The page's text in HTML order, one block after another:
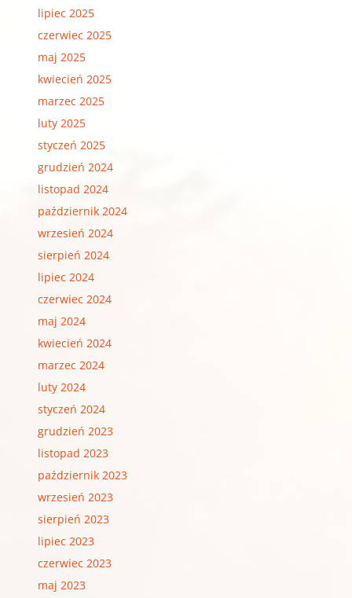
lipiec 2025
czerwiec 2025
maj 2025
kwiecień 2025
marzec 2025
luty 2025
styczeń 2025
grudzień 2024
listopad 2024
październik 2024
wrzesień 2024
sierpień 2024
lipiec 2024
czerwiec 2024
maj 2024
kwiecień 2024
marzec 2024
luty 2024
styczeń 2024
grudzień 2023
listopad 2023
październik 2023
wrzesień 2023
sierpień 2023
lipiec 2023
czerwiec 2023
maj 2023